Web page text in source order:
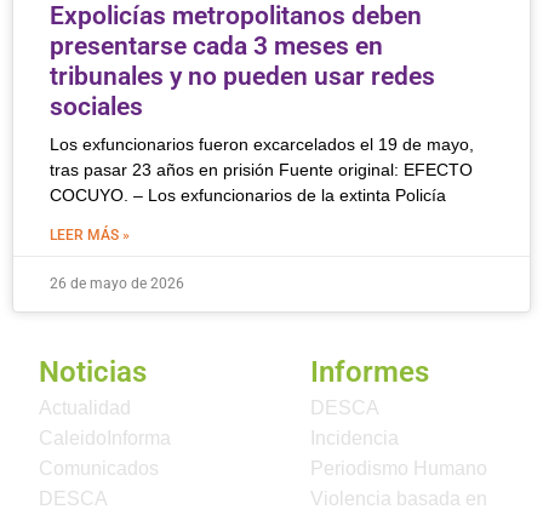
Expolicías metropolitanos deben
presentarse cada 3 meses en
tribunales y no pueden usar redes
sociales
Los exfuncionarios fueron excarcelados el 19 de mayo,
tras pasar 23 años en prisión Fuente original: EFECTO
COCUYO. – Los exfuncionarios de la extinta Policía
LEER MÁS »
26 de mayo de 2026
Noticias
Actualidad
CaleidoInforma
Comunicados
DESCA
Informes
DESCA
Incidencia
Periodismo Humano
Violencia basada en